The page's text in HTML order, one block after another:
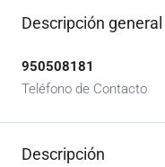
Descripción general
950508181
Teléfono de Contacto
Descripción